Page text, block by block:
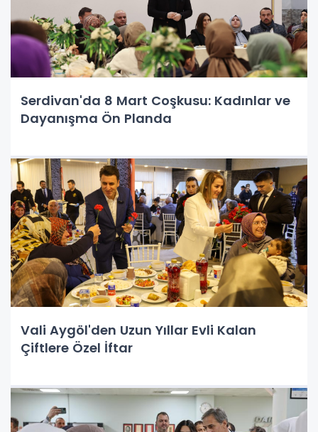
Serdivan'da 8 Mart Coşkusu: Kadınlar ve
Dayanışma Ön Planda
Vali Aygöl'den Uzun Yıllar Evli Kalan
Çiftlere Özel İftar